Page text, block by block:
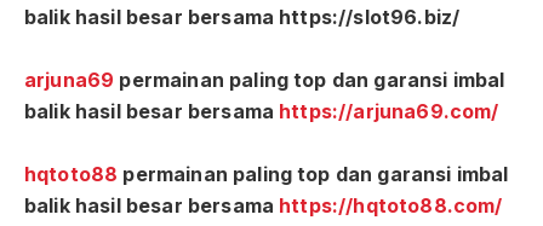
balik hasil besar bersama https://slot96.biz/
arjuna69 permainan paling top dan garansi imbal
balik hasil besar bersama https://arjuna69.com/
hqtoto88 permainan paling top dan garansi imbal
balik hasil besar bersama https://hqtoto88.com/